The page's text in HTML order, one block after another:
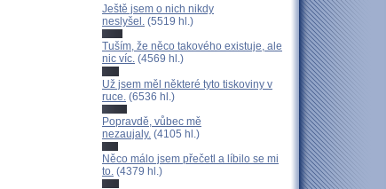
Ještě jsem o nich nikdy
neslyšel. (5519 hl.)
Tuším, že něco takového existuje, ale
nic víc. (4569 hl.)
Už jsem měl některé tyto tiskoviny v
ruce. (6536 hl.)
Popravdě, vůbec mě
nezaujaly. (4105 hl.)
Něco málo jsem přečetl a líbilo se mi
to. (4379 hl.)